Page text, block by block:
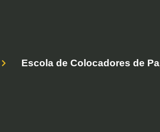
Escola de Colocadores de